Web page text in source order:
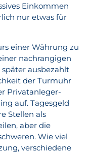
Einkommen
nur etwas für
einer Währung zu
nachrangigen
ausbezahlt
der Turmuhr
Privatanleger-
auf. Tagesgeld
Stellen als
aber die
Wie viel
verschiedene